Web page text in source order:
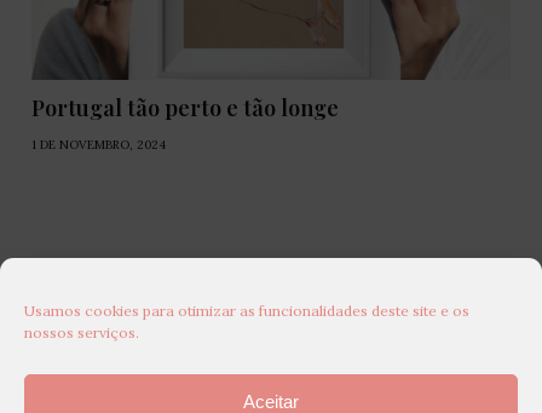
Usamos cookies para otimizar as funcionalidades deste site e os
nossos serviços.
Aceitar
Portugal tão perto e tão longe
1 DE NOVEMBRO, 2024